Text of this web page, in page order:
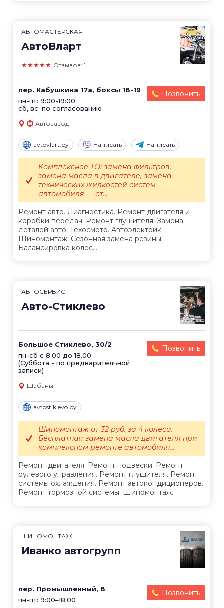
АВТОМАСТЕРСКАЯ
АвтоВларт
★★★★★ Отзывов: 1
пер. Кабушкина 17а, боксы 18-19
пн-пт: 9:00-19:00
сб, вс: по согласованию
Позвонить
Автозавод
avtovlart.by Написать Написать
Ремонт авто. Диагностика. Ремонт двигателя и
коробки передач. Ремонт глушителя. Замена
деталей авто. Техосмотр. Автоэлектрик.
Шиномонтаж. Сезонная замена резины.
Балансировка колес....
Комплексное ТО: замена фильтров,
замена масла в двигателе, замена
технических жидкостей систем
автомобиля — от...
АВТОСЕРВИС
Авто-Стиклево
Большое Стиклево, 30/2
пн-сб с 8.00 до 18.00
(Суббота - по предварительной
записи)
Позвонить
Шабаны
avtostiklevo.by
Ремонт двигателя. Ремонт подвески. Ремонт
рулевого управления. Ремонт глушителя. Ремонт
системы охлаждения. Ремонт автокондиционеров.
Ремонт тормозной системы. Шиномонтаж.
Шиномонтаж от 32 руб. за 4 колеса.
Бесплатная замена масла двигателя при
комплексном ремонте автомобиля...
ШИНОМОНТАЖ
Иванко автогрупп
пер. Промышленный, 8
пн-пт: 9:00–18:00
Позвонить